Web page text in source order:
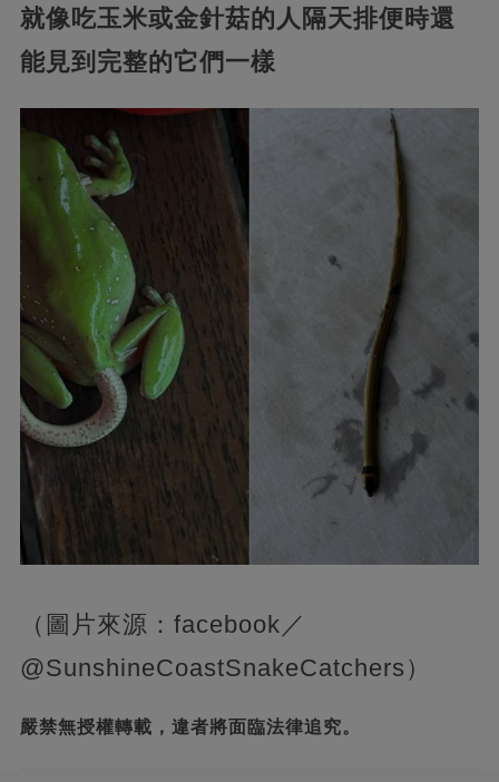
就像吃玉米或金針菇的人隔天排便時還
能見到完整的它們一樣
（圖片來源：facebook／
@SunshineCoastSnakeCatchers）
嚴禁無授權轉載，違者將面臨法律追究。